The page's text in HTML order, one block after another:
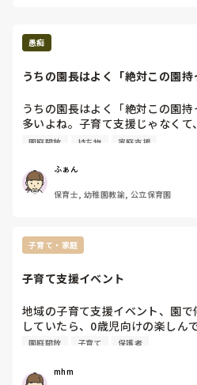
たところを根本にしてきましたよ。
愚痴
うちの園長はよく「絶対この園
うちの園長はよく「絶対この園
多いよね。子育て支援じゃなく
育な時代よね。」って言う。今は
ト入れに入れたまんま読まれた
園と家を行ったり来たりしてるん
子どもの方が分かってる子多い
園庭開放 持ち物 家庭支援
ふぁん
保育士, 幼稚園教諭, 公立保育園
子育て・家庭
子育て支援イベント
地域の子育て支援イベント、園で
していたら、0歳児向けの楽しん
のオススメ教えてください！！
園庭開放 子育て 保護者
mhm